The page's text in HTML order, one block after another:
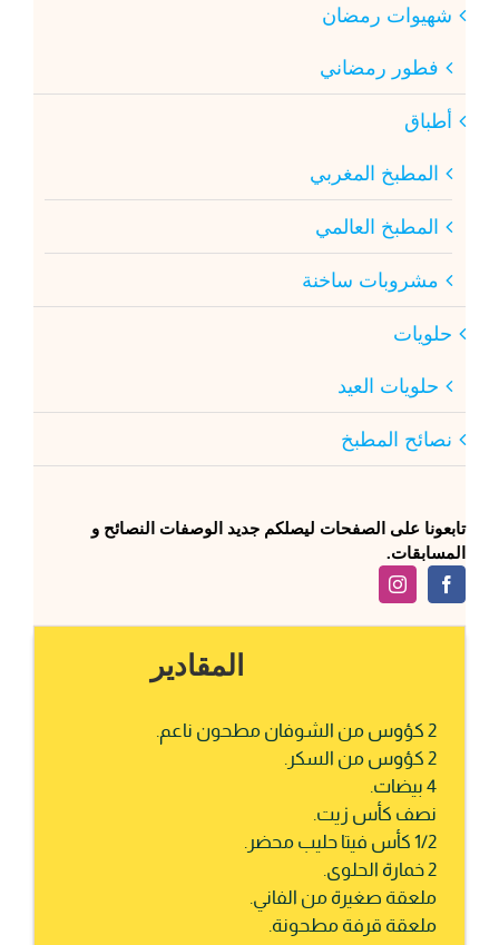
شهيوات رمضان
فطور رمضاني
أطباق
المطبخ المغربي
المطبخ العالمي
مشروبات ساخنة
حلويات
حلويات العيد
نصائح المطبخ
تابعونا على الصفحات ليصلكم جديد الوصفات النصائح و
المسابقات.
المقادير
2 كؤوس من الشوفان مطحون ناعم.
2 كؤوس من السكر.
4 بيضات.
نصف كأس زيت.
1/2 كأس فيتا حليب محضر.
2 خمارة الحلوى.
ملعقة صغيرة من الفاني.
ملعقة قرفة مطحونة.